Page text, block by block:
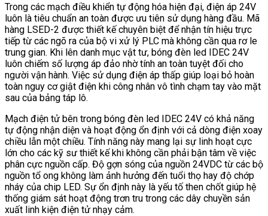
Trong các mạch điều khiển tự động hóa hiện đại, điện áp 24V
luôn là tiêu chuẩn an toàn được ưu tiên sử dụng hàng đầu. Mã
hàng LSED-2 được thiết kế chuyên biệt để nhận tín hiệu trực
tiếp từ các ngõ ra của bộ vi xử lý PLC mà không cần qua rơ le
trung gian. Khi lên danh mục vật tư, bóng đèn led IDEC 24V
luôn chiếm số lượng áp đảo nhờ tính an toàn tuyệt đối cho
người vận hành. Việc sử dụng điện áp thấp giúp loại bỏ hoàn
toàn nguy cơ giật điện khi công nhân vô tình chạm tay vào mặt
sau của bảng táp lô.
Mạch điện tử bên trong bóng đèn led IDEC 24V có khả năng
tự động nhận diện và hoạt động ổn định với cả dòng điện xoay
chiều lẫn một chiều. Tính năng này mang lại sự linh hoạt cực
lớn cho các kỹ sư thiết kế khi không cần phải bận tâm về việc
phân cực nguồn cấp. Độ gợn sóng của nguồn 24VDC từ các bộ
nguồn tổ ong không làm ảnh hưởng đến tuổi thọ hay độ chớp
nháy của chip LED. Sự ổn định này là yếu tố then chốt giúp hệ
thống giám sát hoạt động trơn tru trong các dây chuyền sản
xuất linh kiện điện tử nhạy cảm.